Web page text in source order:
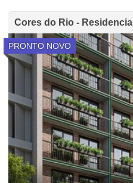
Cores do Rio - Residencial
PRONTO NOVO